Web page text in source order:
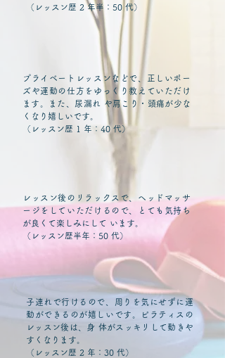
（レッスン歴 2 年半：50 代）
プライベートレッスンなどで、正しいポー
ズや運動の仕方をゆっくり教えていただけ
ます。また、尿漏れ や肩こり・頭痛が少な
くなり嬉しいです。
（レッスン歴 1 年：40 代）
レッスン後のリラックスで、ヘッドマッサ
ージをしていただけるので、とても気持ち
が良くて楽しみにして います。
（レッスン歴半年：50 代）
子連れで行けるので、周りを気にせずに運
動ができるのが嬉しいです。ピラティスの
レッスン後は、身 体がスッキリして動きや
すくなります。
（レッスン歴 2 年：30 代）